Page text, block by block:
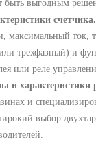
быть выгодным
счетчика.
максимальный ток,
трехфазный) и
или реле
и характеристики
и
выбор